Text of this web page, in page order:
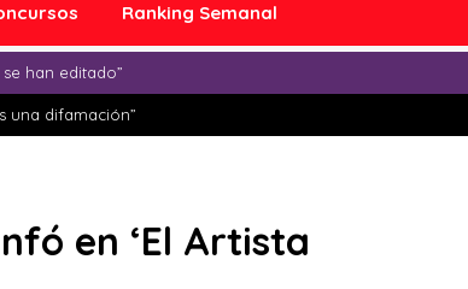
Ranking Semanal
han editado”
una difamación”
en ‘El Artista